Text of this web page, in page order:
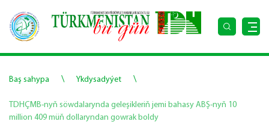
Baş sahypa \ Ykdysadyýet \
TDHÇMB-nyň söwdalarynda geleşikleriň jemi bahasy ABŞ-nyň 10
million 409 müň dollaryndan gowrak boldy